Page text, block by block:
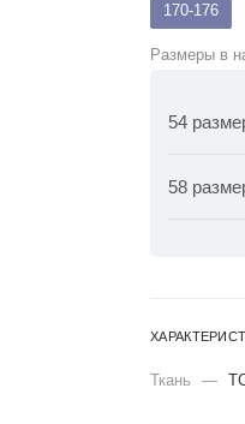
170-176
Размеры в
54
58
Ткань —